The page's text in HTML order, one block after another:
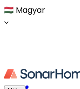
🇭🇺 Magyar